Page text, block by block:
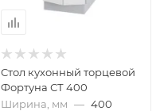
Стол кухонный торцевой
Фортуна СТ 400
Ширина, мм — 400